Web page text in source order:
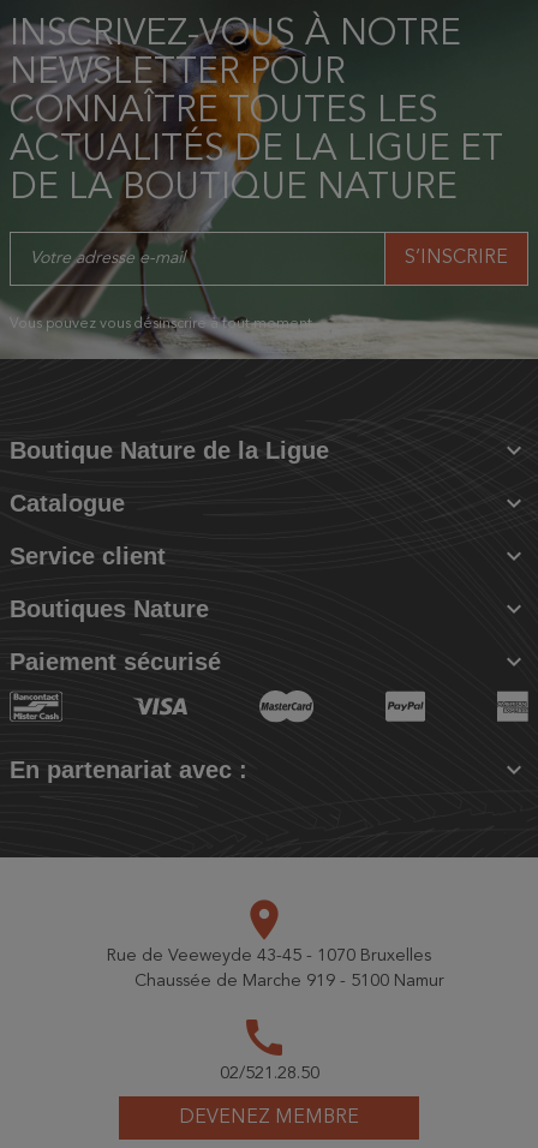
INSCRIVEZ-VOUS À NOTRE
NEWSLETTER POUR
CONNAÎTRE TOUTES LES
ACTUALITÉS DE LA LIGUE ET
DE LA BOUTIQUE NATURE
Vous pouvez vous désinscrire à tout moment.
Boutique Nature de la Ligue 
Catalogue 
Service client 
Boutiques Nature 
Paiement sécurisé 
En partenariat avec : 
DEVENEZ MEMBRE
place
Rue de Veeweyde 43-45 - 1070 Bruxelles
Chaussée de Marche 919 - 5100 Namur
call
02/521.28.50